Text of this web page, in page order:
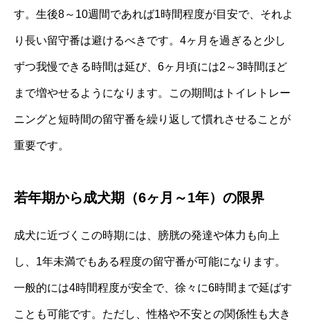
す。生後8～10週間であれば1時間程度が目安で、それよ
り長い留守番は避けるべきです。4ヶ月を過ぎると少し
ずつ我慢できる時間は延び、6ヶ月頃には2～3時間ほど
まで増やせるようになります。この期間はトイレトレー
ニングと短時間の留守番を繰り返して慣れさせることが
重要です。
若年期から成犬期（6ヶ月～1年）の限界
成犬に近づくこの時期には、膀胱の発達や体力も向上
し、1年未満でもある程度の留守番が可能になります。
一般的には4時間程度が安全で、徐々に6時間まで延ばす
ことも可能です。ただし、性格や不安との関係性も大き